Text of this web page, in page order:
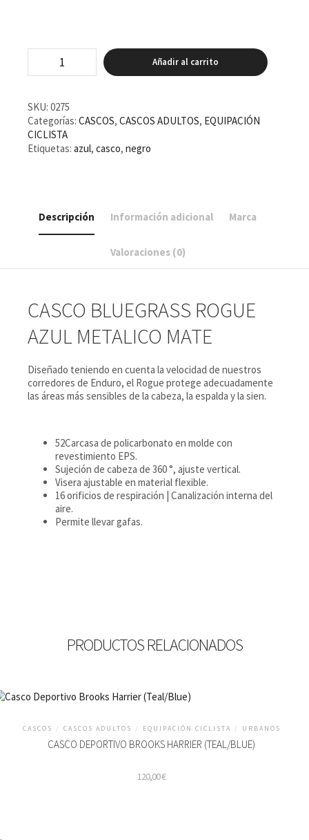
Bluegrass
Rogue
Metalico
Mate
cantidad
Añadir al carrito
SKU: 0275
Categorías: CASCOS, CASCOS ADULTOS, EQUIPACIÓN
CICLISTA
Etiquetas: azul, casco, negro
Descripción Información adicional Marca
Valoraciones (0)
CASCO BLUEGRASS ROGUE
AZUL METALICO MATE
Diseñado teniendo en cuenta la velocidad de nuestros
corredores de Enduro, el Rogue protege adecuadamente
las áreas más sensibles de la cabeza, la espalda y la sien.
52Carcasa de policarbonato en molde con
revestimiento EPS.
Sujeción de cabeza de 360 °, ajuste vertical.
Visera ajustable en material flexible.
16 orificios de respiración | Canalización interna del
aire.
Permite llevar gafas.
PRODUCTOS RELACIONADOS
CASCOS / CASCOS ADULTOS / EQUIPACIÓN CICLISTA / URBANOS
CASCO DEPORTIVO BROOKS HARRIER (TEAL/BLUE)
120,00€